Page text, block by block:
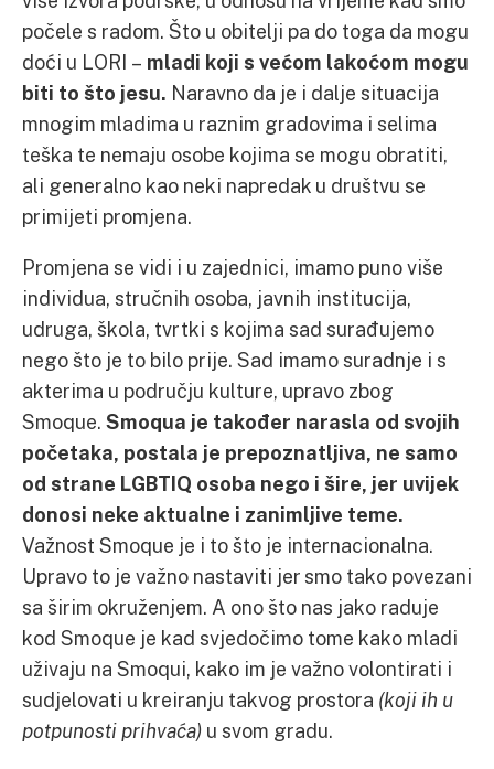
počele s radom. Što u obitelji pa do toga da mogu
doći u LORI – mladi koji s većom lakoćom mogu
biti to što jesu. Naravno da je i dalje situacija
mnogim mladima u raznim gradovima i selima
teška te nemaju osobe kojima se mogu obratiti,
ali generalno kao neki napredak u društvu se
primijeti promjena.
Promjena se vidi i u zajednici, imamo puno više
individua, stručnih osoba, javnih institucija,
udruga, škola, tvrtki s kojima sad surađujemo
nego što je to bilo prije. Sad imamo suradnje i s
akterima u području kulture, upravo zbog
Smoque. Smoqua je također narasla od svojih
početaka, postala je prepoznatljiva, ne samo
od strane LGBTIQ osoba nego i šire, jer uvijek
donosi neke aktualne i zanimljive teme.
Važnost Smoque je i to što je internacionalna.
Upravo to je važno nastaviti jer smo tako povezani
sa širim okruženjem. A ono što nas jako raduje
kod Smoque je kad svjedočimo tome kako mladi
uživaju na Smoqui, kako im je važno volontirati i
sudjelovati u kreiranju takvog prostora (koji ih u
potpunosti prihvaća) u svom gradu.